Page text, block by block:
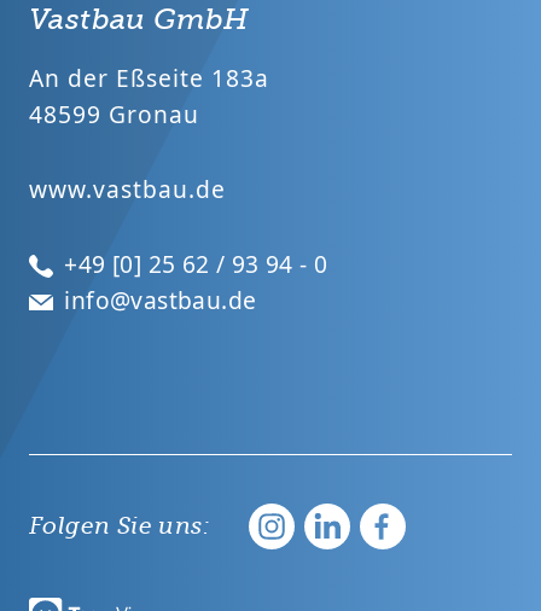
Vastbau GmbH
An der Eßseite 183a
48599 Gronau
www.vastbau.de
+49 [0] 25 62 / 93 94 - 0
info@vastbau.de
Folgen Sie uns: